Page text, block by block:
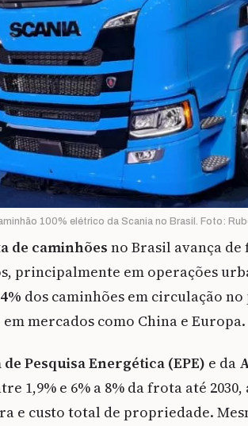
100% elétrico da Scania no Brasil. Foto:
de caminhões no Brasil avança
principalmente em operações
dos caminhões em circulação
mercados como China e Europa.
Pesquisa Energética (EPE) e da
1,9% e 6% a 8% da frota até
e custo total de propriedade.